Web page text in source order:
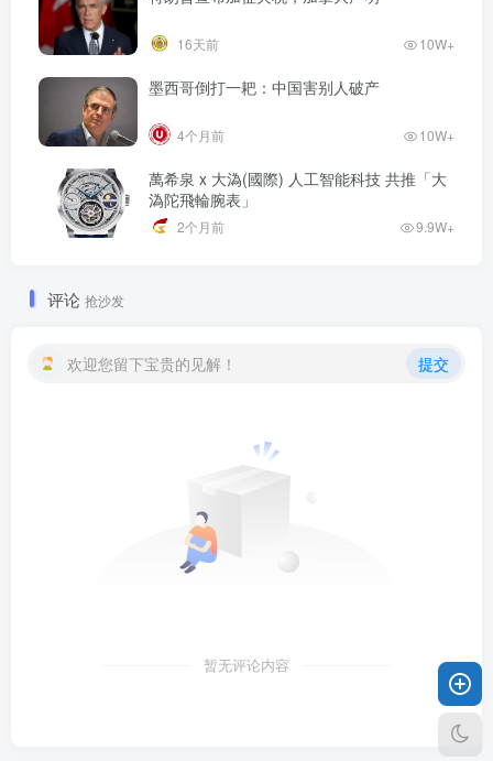
16天前 10W+
墨西哥倒打一耙：中国害别人破产
4个月前 10W+
萬希泉 x 大溈(國際) 人工智能科技 共推「大
溈陀飛輪腕表」
2个月前 9.9W+
评论 抢沙发
欢迎您留下宝贵的见解！ 提交
暂无评论内容